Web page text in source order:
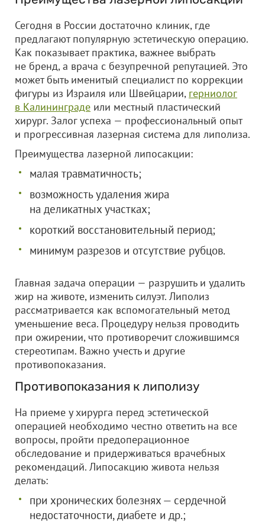
Сегодня в России достаточно клиник, где
предлагают популярную эстетическую операцию.
Как показывает практика, важнее выбрать
не бренд, а врача с безупречной репутацией. Это
может быть именитый специалист по коррекции
фигуры из Израиля или Швейцарии, герниолог
в Калининграде или местный пластический
хирург. Залог успеха — профессиональный опыт
и прогрессивная лазерная система для липолиза.
Преимущества лазерной липосакции:
малая травматичность;
возможность удаления жира
на деликатных участках;
короткий восстановительный период;
минимум разрезов и отсутствие рубцов.
Главная задача операции — разрушить и удалить
жир на животе, изменить силуэт. Липолиз
рассматривается как вспомогательный метод
уменьшение веса. Процедуру нельзя проводить
при ожирении, что противоречит сложившимся
стереотипам. Важно учесть и другие
противопоказания.
Противопоказания к липолизу
На приеме у хирурга перед эстетической
операцией необходимо честно ответить на все
вопросы, пройти предоперационное
обследование и придерживаться врачебных
рекомендаций. Липосакцию живота нельзя
делать:
при хронических болезнях — сердечной
недостаточности, диабете и др.;